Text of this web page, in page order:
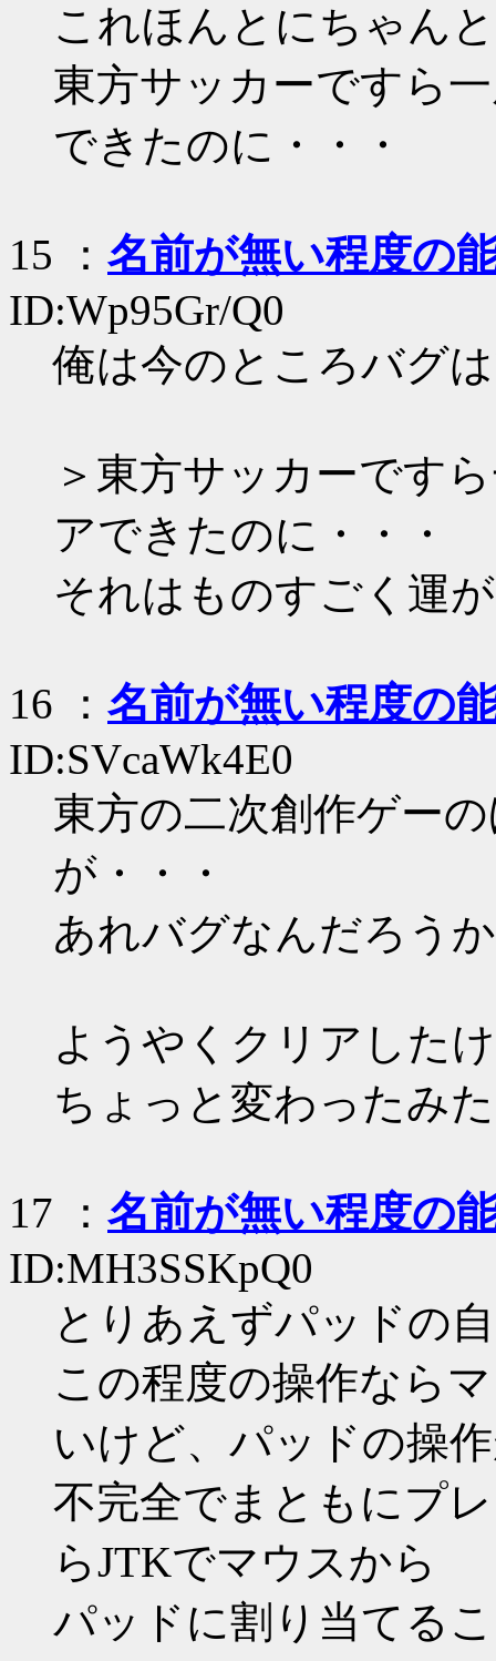
これほんとにちゃん
東方サッカーですら
できたのに・・・
15 ： 名前が無い程度の
ID:Wp95Gr/Q0
俺は今のところバグ
＞東方サッカーです
アできたのに・・・
それはものすごく運
16 ： 名前が無い程度の
ID:SVcaWk4E0
東方の二次創作ゲー
が・・・
あれバグなんだろう
ようやくクリアした
ちょっと変わったみ
17 ： 名前が無い程度の
ID:MH3SSKpQ0
とりあえずパッドの
この程度の操作なら
いけど、パッドの操
不完全でまともにプ
らJTKでマウスから
パッドに割り当てる